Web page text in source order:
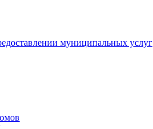
муниципальных услуг